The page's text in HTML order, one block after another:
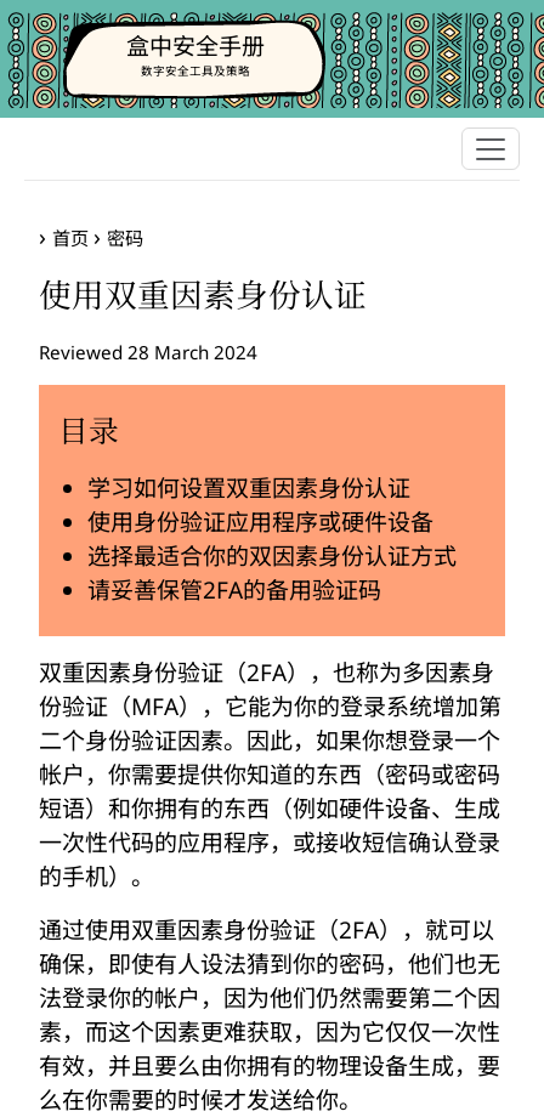
盒中安全手册
数字安全工具及策略
首页 密码
使用双重因素身份认证
Reviewed 28 March 2024
目录
学习如何设置双重因素身份认证
使用身份验证应用程序或硬件设备
选择最适合你的双因素身份认证方式
请妥善保管2FA的备用验证码
双重因素身份验证（2FA），也称为多因素身
份验证（MFA），它能为你的登录系统增加第
二个身份验证因素。因此，如果你想登录一个
帐户，你需要提供你知道的东西（密码或密码
短语）和你拥有的东西（例如硬件设备、生成
一次性代码的应用程序，或接收短信确认登录
的手机）。
通过使用双重因素身份验证（2FA），就可以
确保，即使有人设法猜到你的密码，他们也无
法登录你的帐户，因为他们仍然需要第二个因
素，而这个因素更难获取，因为它仅仅一次性
有效，并且要么由你拥有的物理设备生成，要
么在你需要的时候才发送给你。